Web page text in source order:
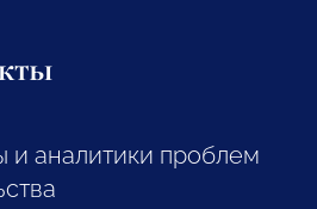
и аналитики проблем